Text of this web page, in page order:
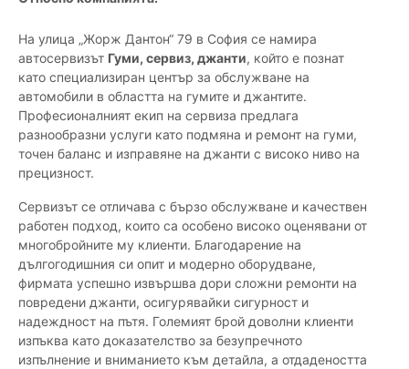
На улица „Жорж Дантон“ 79 в София се намира
автосервизът Гуми, сервиз, джанти, който е познат
като специализиран център за обслужване на
автомобили в областта на гумите и джантите.
Професионалният екип на сервиза предлага
разнообразни услуги като подмяна и ремонт на гуми,
точен баланс и изправяне на джанти с високо ниво на
прецизност.
Сервизът се отличава с бързо обслужване и качествен
работен подход, които са особено високо оценявани от
многобройните му клиенти. Благодарение на
дългогодишния си опит и модерно оборудване,
фирмата успешно извършва дори сложни ремонти на
повредени джанти, осигурявайки сигурност и
надеждност на пътя. Големият брой доволни клиенти
изпъква като доказателство за безупречното
изпълнение и вниманието към детайла, а отдадеността